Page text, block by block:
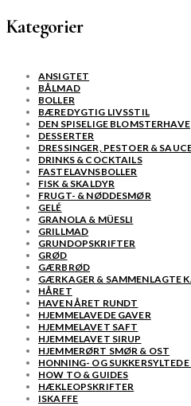
Kategorier
ANSIGTET
BÅLMAD
BOLLER
BÆREDYGTIG LIVSSTIL
DEN SPISELIGE BLOMSTERHAVE
DESSERTER
DRESSINGER, PESTOER &
DRINKS & COCKTAILS
FASTELAVNSBOLLER
FISK & SKALDYR
FRUGT- & NØDDESMØR
GELÉ
GRANOLA & MÜESLI
GRILLMAD
GRUNDOPSKRIFTER
GRØD
GÆRBRØD
GÆRKAGER & SAMMENLAGTE
HÅRET
HAVEN ÅRET RUNDT
HJEMMELAVEDE GAVER
HJEMMELAVET SAFT
HJEMMELAVET SIRUP
HJEMMERØRT SMØR & OST
HONNING- OG
HOW TO & GUIDES
HÆKLEOPSKRIFTER
ISKAFFE